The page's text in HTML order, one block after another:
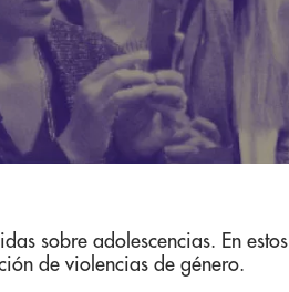
sobre adolescencias. En estos
de violencias de género.